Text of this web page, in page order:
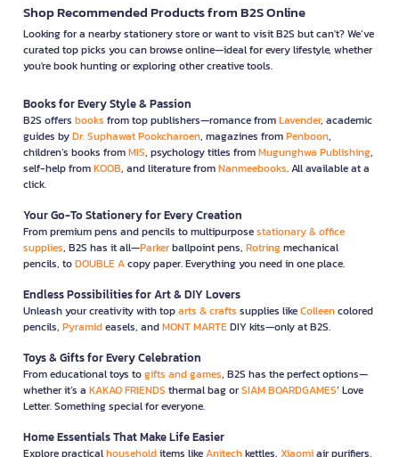
Shop Recommended Products from B2S Online
Looking for a nearby stationery store or want to visit B2S but can't? We’ve
curated top picks you can browse online—ideal for every lifestyle, whether
you're book hunting or exploring other creative tools.
Books for Every Style & Passion
B2S offers books from top publishers—romance fromLavender, academic
guides byDr. Suphawat Pookcharoen, magazines fromPenboon,
children’s books fromMIS, psychology titles fromMugunghwa Publishing,
self-help fromKOOB, and literature fromNanmeebooks. All available at a
click.
Your Go-To Stationery for Every Creation
From premium pens and pencils to multipurposestationary & office
supplies, B2S has it all—Parkerballpoint pens, Rotringmechanical
pencils, toDOUBLE Acopy paper. Everything you need in one place.
Endless Possibilities for Art & DIY Lovers
Unleash your creativity with toparts & crafts supplies likeColleencolored
pencils, Pyramideasels, andMONT MARTEDIY kits—only at B2S.
Toys & Gifts for Every Celebration
From educational toys togifts and games, B2S has the perfect options—
whether it’s a KAKAO FRIENDS thermal bag orSIAM BOARDGAMES’ Love
Letter. Something special for everyone.
Home Essentials That Make Life Easier
Explore practicalhouseholditems likeAnitechkettles, Xiaomiair purifiers,